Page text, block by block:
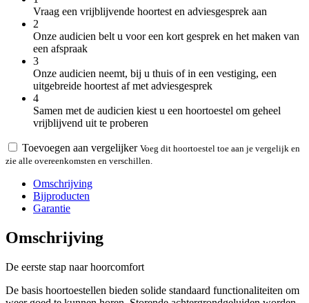
Vraag een vrijblijvende hoortest en adviesgesprek aan
2
Onze audicien belt u voor een kort gesprek en het maken van
een afspraak
3
Onze audicien neemt, bij u thuis of in een vestiging, een
uitgebreide hoortest af met adviesgesprek
4
Samen met de audicien kiest u een hoortoestel om geheel
vrijblijvend uit te proberen
Toevoegen aan vergelijker Voeg dit hoortoestel toe aan je vergelijk en
zie alle overeenkomsten en verschillen.
Omschrijving
Bijproducten
Garantie
Omschrijving
De eerste stap naar hoorcomfort
De basis hoortoestellen bieden solide standaard functionaliteiten om